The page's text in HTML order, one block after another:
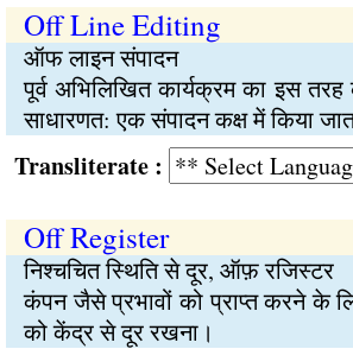
Off Line Editing
ऑफ लाइन संपादन
पूर्व अभिलिखित कार्यक्रम का इस
साधारणत: एक संपादन कक्ष में किया
:
Off Register
निश्चचित स्थिति से दूर, ऑफ़ रजिस्टर
कंपन जैसे प्रभावों को प्राप्त करने के
को केंद्र से दूर रखना।